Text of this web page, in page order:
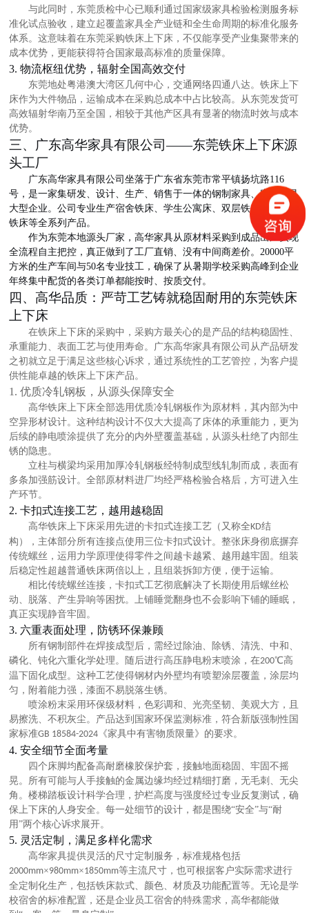
与此同时，东莞质检中心已顺利通过国家级家具检验检测服务标
准化试点验收，建立起覆盖家具全产业链和全生命周期的标准化服务
体系。这意味着在东莞采购铁床上下床 ，不仅能享受产业集聚带来的
成本优势，更能获得符合国家最高标准的质量保障。
3. 物流枢纽优势，辐射全国高效交付
东莞地处粤港澳大湾区几何中心，交通网络四通八达。铁床上下
床作为大件物品，运输成本在采购总成本中占比较高。从东莞发货可
高效辐射华南乃至全国，相较于其他产区具有显著的物流时效与成本
优势。
三、广东高华家具有限公司——东莞铁床上下床源
头工厂
广东高华家具有限公司坐落于广东省东莞市常平镇扬坑路116
号 ，是一家集研发、设计、生产、销售于一体的钢制家具、宿舍家具
大型企业。公司专业生产宿舍铁床、学生公寓床、双层铁床、上下铺
铁床等全系列产品。
作为东莞本地源头厂家，高华家具从原材料采购到成品出厂实现
全流程自主把控，真正做到了工厂直销、没有中间商差价。20000平
方米的生产车间与50名专业技工，确保了从暑期学校采购高峰到企业
年终集中配货的各类订单都能按时、按质交付。
四、高华品质：严苛工艺铸就稳固耐用的东莞铁床
上下床
在铁床上下床的采购中，采购方最关心的是产品的结构稳固性、
承重能力、表面工艺与使用寿命。广东高华家具有限公司从产品研发
之初就立足于满足这些核心诉求，通过系统性的工艺管控，为客户提
供性能卓越的铁床上下床产品。
1. 优质冷轧钢板，从源头保障安全
高华铁床上下床全部选用优质冷轧钢板作为原材料，其内部为中
空异形材设计。这种结构设计不仅大大提高了床体的承重能力，更为
后续的静电喷涂提供了充分的内外壁覆盖基础，从源头杜绝了内部生
锈的隐患。
立柱与横梁均采用加厚冷轧钢板经特制成型线轧制而成，表面有
多条加强筋设计。全部原材料进厂均经严格检验合格后，方可进入生
产环节。
2. 卡扣式连接工艺，越用越稳固
高华铁床上下床采用先进的卡扣式连接工艺 （又称全KD结
构），主体部分所有连接点使用三位卡扣式设计。整张床身彻底摒弃
传统螺丝，运用力学原理使得零件之间越卡越紧、越用越牢固。组装
后稳定性超越普通铁床两倍以上，且组装拆卸方便，便于运输。
相比传统螺丝连接，卡扣式工艺彻底解决了长期使用后螺丝松
动、脱落、产生异响等困扰。上铺睡觉翻身也不会影响下铺的睡眠，
真正实现静音牢固。
3. 六重表面处理，防锈环保兼顾
所有钢制部件在焊接成型后，需经过 除油、除锈、清洗、中和、
磷化、钝化六重化学处理。随后进行高压静电粉末喷涂，在200℃高
温下固化成型。这种工艺使得钢材内外壁均有喷塑涂层覆盖，涂层均
匀，附着能力强，漆面不易脱落生锈。
喷涂粉末采用环保级材料，色彩调和、光亮坚韧、美观大方，且
易擦洗、不积灰尘。产品达到国家环保监测标准，符合新版强制性国
家标准GB 18584-2024 《家具中有害物质限量》的要求。
4. 安全细节全面考量
四个床脚均配备高耐磨橡胶保护套，接触地面稳固、牢固不摇
晃。所有可能与人手接触的金属边缘均经过精细打磨，无毛刺、无尖
角。楼梯踏板设计科学合理，护栏高度与强度经过专业反复测试，确
保上下床的人身安全。每一处细节的设计，都是围绕“安全”与“耐
用”两个核心诉求展开。
5. 灵活定制，满足多样化需求
高华家具提供灵活的尺寸定制服务，标准规格包括
2000mm×980mm×1850mm等主流尺寸 ，也可根据客户实际需求进行
全定制化生产 ，包括铁床款式、颜色、材质及功能配置等。无论是学
校宿舍的标准配置，还是企业员工宿舍的特殊需求，高华都能做